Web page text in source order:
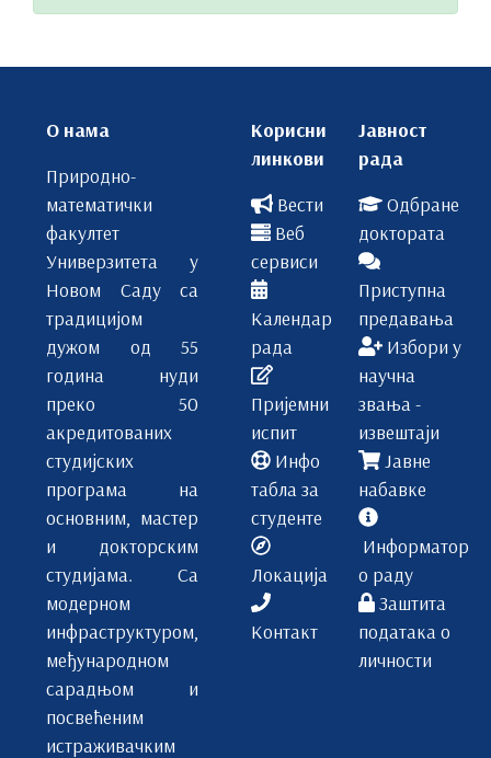
О нама
Природно-
математички
факултет
Универзитета у
Новом Саду са
традицијом
дужом од 55
година нуди
преко 50
акредитованих
студијских
програма на
основним, мастер
и докторским
студијама. Са
модерном
инфраструктуром,
међународном
сарадњом и
посвећеним
истраживачким
Корисни
линкови
Вести
Веб
сервиси
Календар
рада
Пријемни
испит
Инфо
табла за
студенте
Локација
Контакт
Јавност
рада
Одбране
доктората
Приступна
предавања
Избори у
научна
звања -
извештаји
Јавне
набавке
Информатор
о раду
Заштита
података о
личности